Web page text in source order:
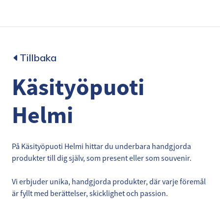
Tillbaka
Käsityöpuoti
Helmi
På Käsityöpuoti Helmi hittar du underbara handgjorda
produkter till dig själv, som present eller som souvenir.
Vi erbjuder unika, handgjorda produkter, där varje föremål
är fyllt med berättelser, skicklighet och passion.